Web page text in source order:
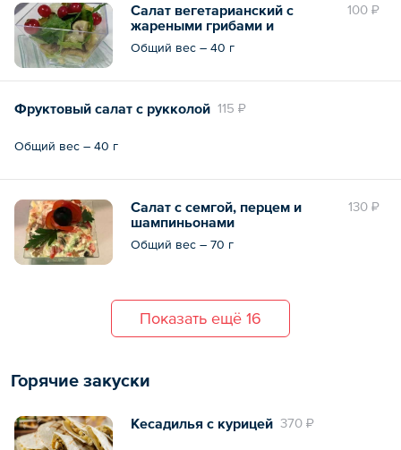
100 ₽
Салат вегетарианский с
жареными грибами и
маринованными огурцами
Общий вес – 40 г
115 ₽
Фруктовый салат с рукколой
Общий вес – 40 г
130 ₽
Салат с семгой, перцем и
шампиньонами
Общий вес – 70 г
Показать ещё 16
Горячие закуски
370 ₽
Кесадилья с курицей